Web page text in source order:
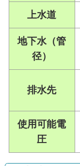
上水道
地下水（管
径）
排水先
使用可能電
圧